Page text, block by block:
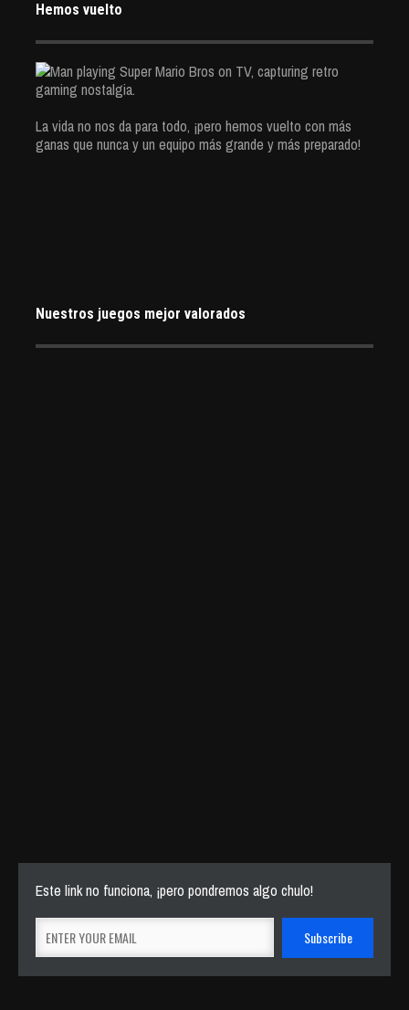
Hemos vuelto
La vida no nos da para todo, ¡pero hemos vuelto con más
ganas que nunca y un equipo más grande y más preparado!
Nuestros juegos mejor valorados
Este link no funciona, ¡pero pondremos algo chulo!